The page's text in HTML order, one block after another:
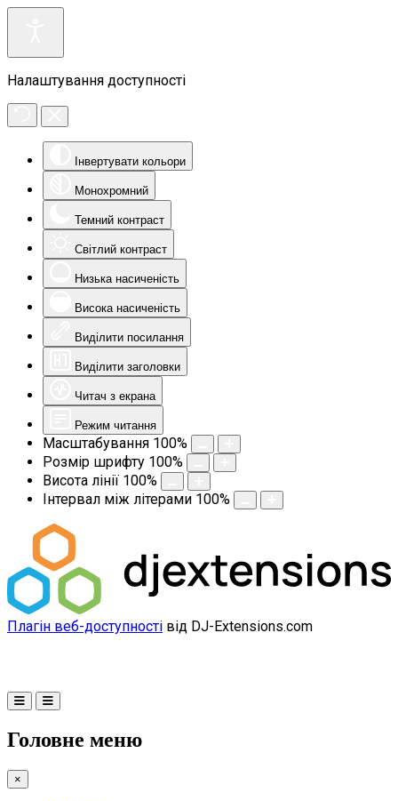
Налаштування доступності
Інвертувати кольори
Монохромний
Темний контраст
Світлий контраст
Низька насиченість
Висока насиченість
Виділити посилання
Виділити заголовки
Читач з екрана
Режим читання
Масштабування 100%
Розмір шрифту 100%
Висота лінії 100%
Інтервал між літерами 100%
Плагін веб-доступності від DJ-Extensions.com
Головне меню
×